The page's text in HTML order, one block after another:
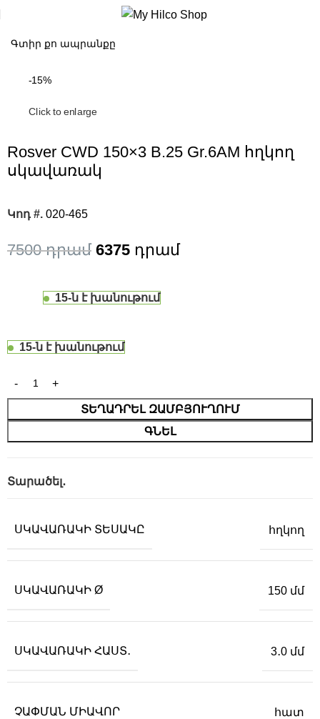
-15%
Click to enlarge
Rosver CWD 150×3 B.25 Gr.6AM հղկող
սկավառակ
Կոդ #. 020-465
7500 6375
15-ն է խանութում
15-ն է խանութում
ՏԵՂԱԴՐԵԼ ԶԱՄԲՅՈՒՂՈՒՄ
ԳՆԵԼ
Տարածել․
ՍԿԱՎԱՌԱԿԻ ՏԵՍԱԿԸ հղկող
ՍԿԱՎԱՌԱԿԻ Ø 150 մմ
ՍԿԱՎԱՌԱԿԻ ՀԱՍՏ․ 3․0 մմ
ՉԱՓՄԱՆ ՄԻԱՎՈՐ հատ